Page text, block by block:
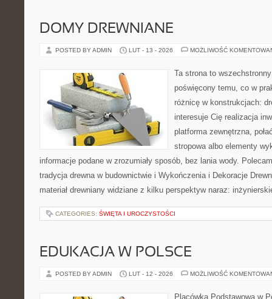
DOMY DREWNIANE
POSTED BY ADMIN LUT - 13 - 2026 MOŻLIWOŚĆ
Ta strona to
poświęcony temu, co w
różnicę w konstrukcjach:
interesuje Cię realizacja
platforma zewnętrzna,
stropowa albo elementy
informacje podane w zrozumiały sposób, bez lania wody.
tradycja drewna w budownictwie i Wykończenia i Dekoracje
materiał drewniany widziane z kilku perspektyw naraz:
CATEGORIES: ŚWIĘTA I UROCZYSTOŚCI
EDUKACJA W POLSCE
POSTED BY ADMIN LUT - 12 - 2026 MOŻLIWOŚĆ
Placówka Podstawowa w